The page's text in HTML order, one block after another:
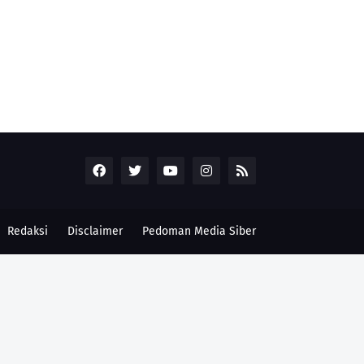
Redaksi Disclaimer Pedoman Media Siber